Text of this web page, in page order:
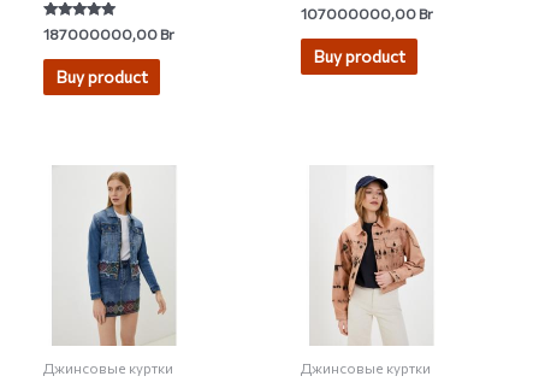
Rated
5.00
out of 5
187000000,00Br
Buy product
Rated
4.56
out of 5
107000000,00Br
Buy product
Джинсовые куртки Джинсовые куртки